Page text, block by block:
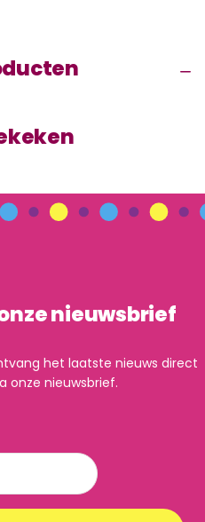
nieuwsbrief
het laatste nieuws direct
onze nieuwsbrief.